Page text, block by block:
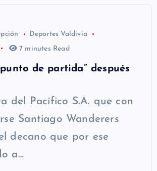
Deportes Valdivia
7 minutes Read
de partida” después
del Pacífico S.A. que con
Santiago Wanderers
decano que por ese
a…